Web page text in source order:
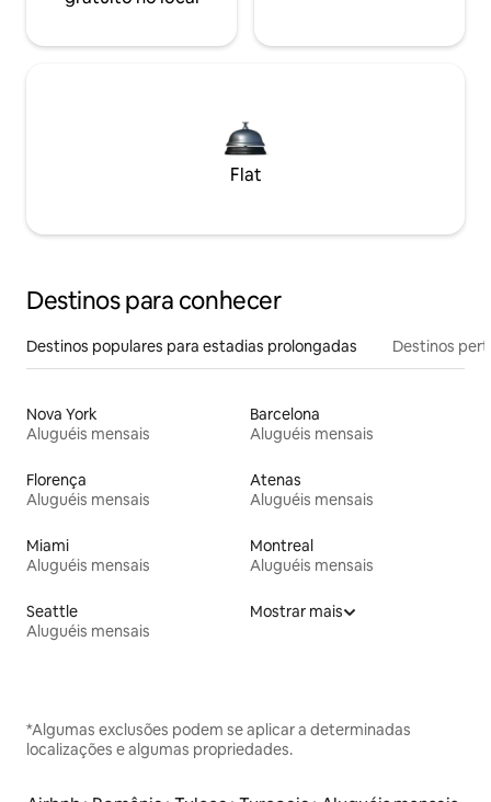
Flat
Destinos para conhecer
Destinos populares para estadias prolongadas Destinos
Nova York
Aluguéis mensais
Barcelona
Aluguéis mensais
Florença
Aluguéis mensais
Atenas
Aluguéis mensais
Miami
Aluguéis mensais
Montreal
Aluguéis mensais
Seattle
Aluguéis mensais
Mostrar mais
*Algumas exclusões podem se aplicar a determinadas
localizações e algumas propriedades.